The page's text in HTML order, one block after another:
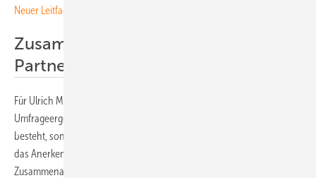
Neuer Leitfaden zur Einrüstung bei Dachinstallationen
Zusammenarbeit kompetenter
Partner
Für Ulrich Marx, Hauptgeschäftsführer des ZVDH zeigen die positiven
Umfrageergebnisse, dass die Kooperation nicht nur auf dem Papier
besteht, sondern tatsächlich gelebt wird. „Der gegenseitige Respekt,
das Anerkennen der fachlichen Eignung und die gute
Zusammenarbeit kompetenter Partner wirft ein gutes Licht auf beide